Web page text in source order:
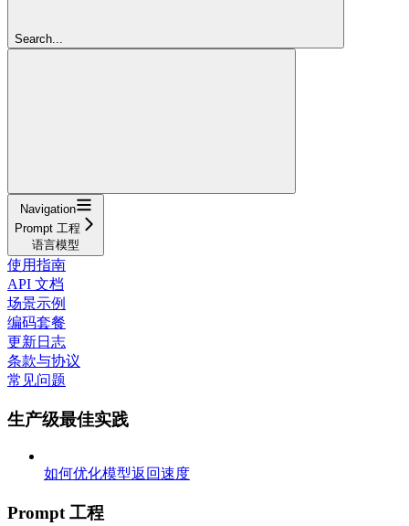
Search...
Navigation
Prompt 工程
语言模型
使用指南
API 文档
场景示例
编码套餐
更新日志
条款与协议
常见问题
生产级最佳实践
如何优化模型返回速度
Prompt 工程